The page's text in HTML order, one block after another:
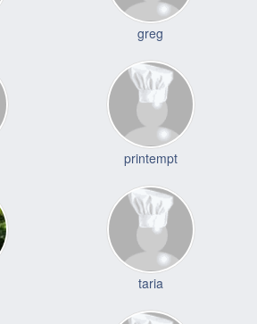
greg
printempt
taria